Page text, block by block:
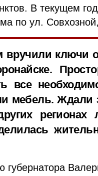
В текущем
по ул.
вручили ключи
все
мебель. Ждали
регионах